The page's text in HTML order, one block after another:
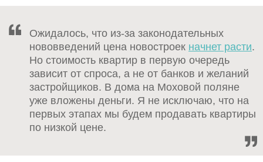
Ожидалось, что из-за законодательных
нововведений цена новостроек начнет расти.
Но стоимость квартир в первую очередь
зависит от спроса, а не от банков и желаний
застройщиков. В дома на Моховой поляне
уже вложены деньги. Я не исключаю, что на
первых этапах мы будем продавать квартиры
по низкой цене.